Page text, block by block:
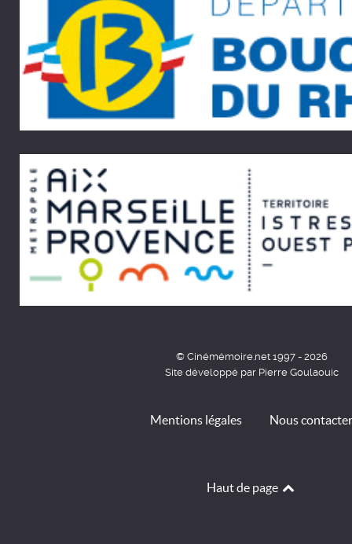
© Cinémémoire.net 1997 - 2026
Site développé par Pierre Goulaouic
Mentions légales Nous contacter
Haut de page